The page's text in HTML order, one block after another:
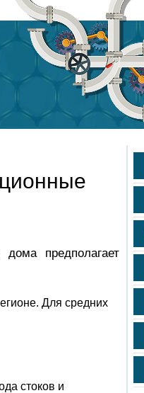
дома предполагает
Для средних
стоков и